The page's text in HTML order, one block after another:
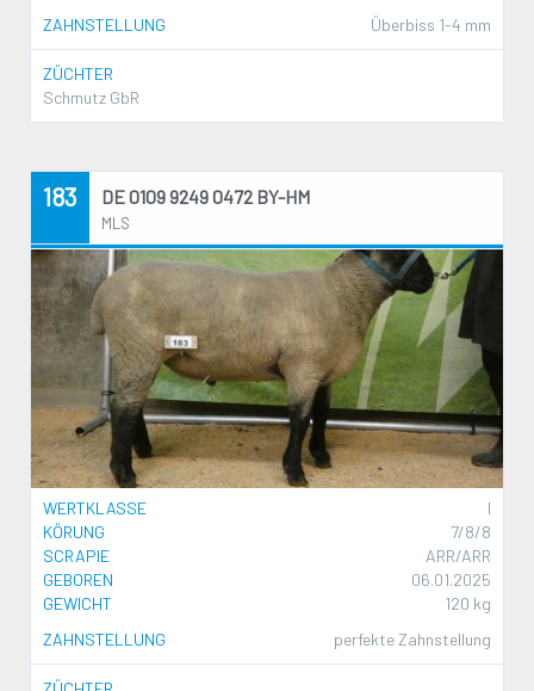
ZAHNSTELLUNG
Überbiss 1-4 mm
ZÜCHTER
Schmutz GbR
183 DE 0109 9249 0472 BY-HM
MLS
WERTKLASSE
I
KÖRUNG
7/8/8
SCRAPIE
ARR/ARR
GEBOREN
06.01.2025
GEWICHT
120 kg
ZAHNSTELLUNG
perfekte Zahnstellung